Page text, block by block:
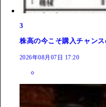
3
株高の今こそ購入チャン
2026年08月07日 17:20